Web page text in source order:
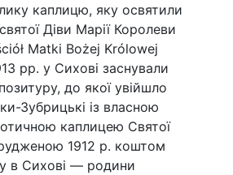
каплицю, яку освятили
Діви Марії Королеви
Matki Bożej Królowej
рр. у Сихові заснували
до якої увійшло
Зубрицькі із власною
каплицею Святої
1912 р. коштом
в Сихові — родини